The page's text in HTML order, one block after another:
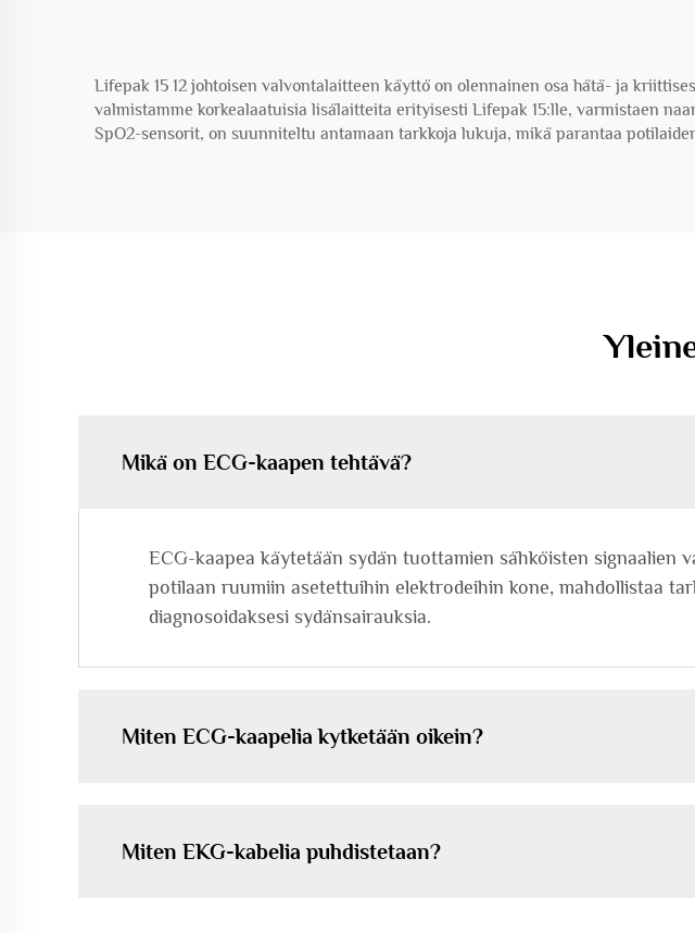
Lifepak 15 12 johtoisen valvontalaitteen käyttö on olennainen osa hätä- ja
valmistamme korkealaatuisia lisälaitteita erityisesti Lifepak 15:lle, varmistaen
SpO2-sensorit, on suunniteltu antamaan tarkkoja lukuja, mikä parantaa
Mikä on ECG-kaapen tehtävä?
ECG-kaapea käytetään sydän tuottamien sähköisten signaalien
potilaan ruumiin asetettuihin elektrodeihin kone, mahdollistaa
diagnosoidaksesi sydänsairauksia.
Miten ECG-kaapelia kytketään oikein?
Miten EKG-kabelia puhdistetaan?